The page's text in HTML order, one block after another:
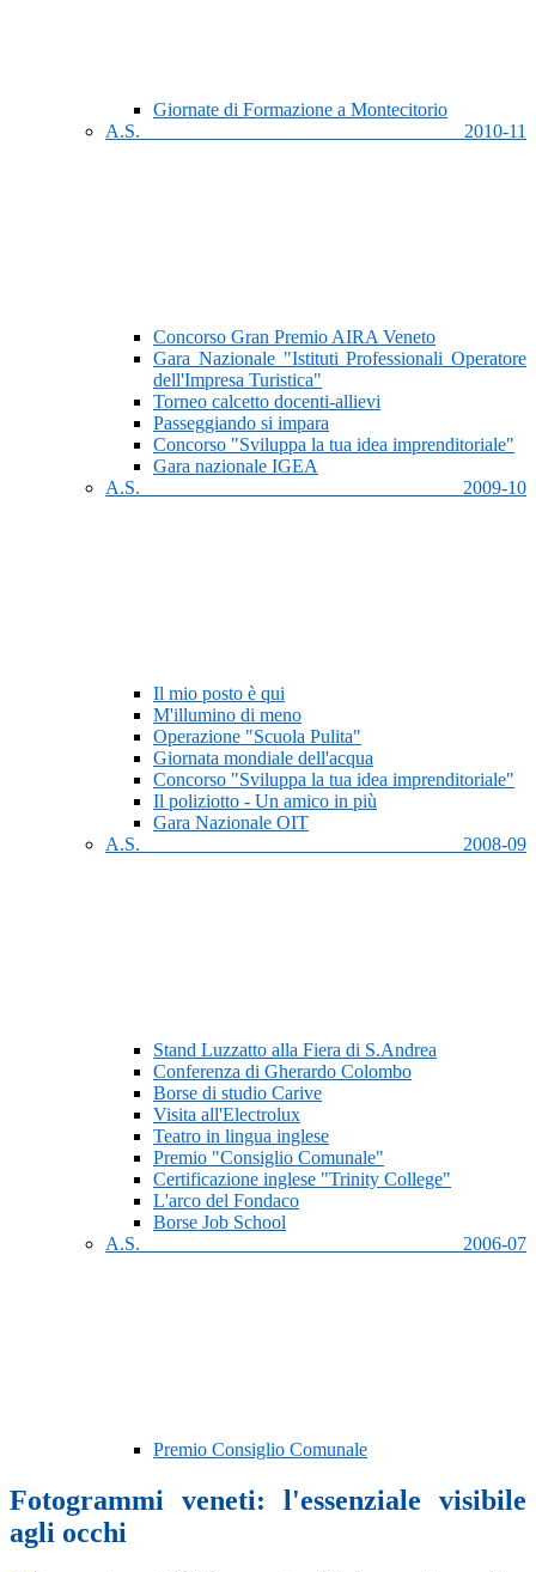
Giornate di Formazione a Montecitorio
A.S. 2010-11
Concorso Gran Premio AIRA Veneto
Gara Nazionale "Istituti Professionali Operatore
dell'Impresa Turistica"
Torneo calcetto docenti-allievi
Passeggiando si impara
Concorso "Sviluppa la tua idea imprenditoriale"
Gara nazionale IGEA
A.S. 2009-10
Il mio posto è qui
M'illumino di meno
Operazione "Scuola Pulita"
Giornata mondiale dell'acqua
Concorso "Sviluppa la tua idea imprenditoriale"
Il poliziotto - Un amico in più
Gara Nazionale OIT
A.S. 2008-09
Stand Luzzatto alla Fiera di S.Andrea
Conferenza di Gherardo Colombo
Borse di studio Carive
Visita all'Electrolux
Teatro in lingua inglese
Premio "Consiglio Comunale"
Certificazione inglese "Trinity College"
L'arco del Fondaco
Borse Job School
A.S. 2006-07
Premio Consiglio Comunale
Fotogrammi veneti: l'essenziale visibile
agli occhi